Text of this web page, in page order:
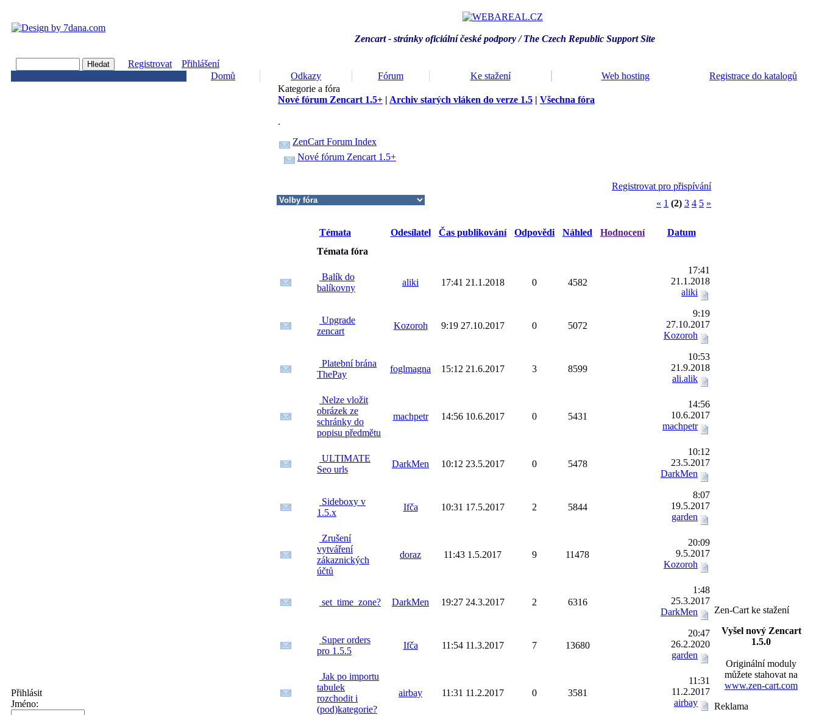
Zencart - stránky oficiální české podpory / The Czech Republic Support Site
Registrovat
Přihlášení
Domů
Odkazy Fórum Ke stažení Web hosting Registrace do katalogů
Přihlásit
Jméno:
Kategorie a fóra
Nové fórum Zencart 1.5+ | Archiv starých vláken do verze 1.5 | Všechna fóra
.
ZenCart Forum Index
Nové fórum Zencart 1.5+
Registrovat pro přispívání
« 1 (2) 3 4 5 »
Témata Odesílatel Čas publikování Odpovědi Náhled Hodnocení
Datum
Témata fóra
Balík do
balíkovny
aliki 17:41 21.1.2018 0 4582
17:41
21.1.2018
aliki
Upgrade
zencart
Kozoroh 9:19 27.10.2017 0 5072
9:19
27.10.2017
Kozoroh
Platební brána
ThePay
foglmagna 15:12 21.6.2017 3 8599
10:53
21.9.2018
ali.alik
Nelze vložit
obrázek ze
schránky do
popisu předmětu
machpetr 14:56 10.6.2017 0 5431
14:56
10.6.2017
machpetr
ULTIMATE
Seo urls
DarkMen 10:12 23.5.2017 0 5478
10:12
23.5.2017
DarkMen
Sideboxy v
1.5.x
Ifča 10:31 17.5.2017 2 5844
8:07
19.5.2017
garden
Zrušení
vytváření
zákaznických
účtů
doraz 11:43 1.5.2017 9 11478
20:09
9.5.2017
Kozoroh
set_time_zone? DarkMen 19:27 24.3.2017 2 6316
1:48
25.3.2017
DarkMen
Super orders
pro 1.5.5
Ifča 11:54 11.3.2017 7 13680
20:47
26.2.2020
garden
Jak po importu
tabulek
rozchodit i
(pod)kategorie?
airbay 11:31 11.2.2017 0 3581
11:31
11.2.2017
airbay
Zen-Cart ke stažení
Vyšel nový Zencart
1.5.0
Originální moduly
můžete stahovat na
www.zen-cart.com
Reklama